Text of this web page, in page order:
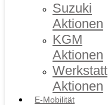
Suzuki
Aktionen
KGM
Aktionen
Werkstatt
Aktionen
E-Mobilität